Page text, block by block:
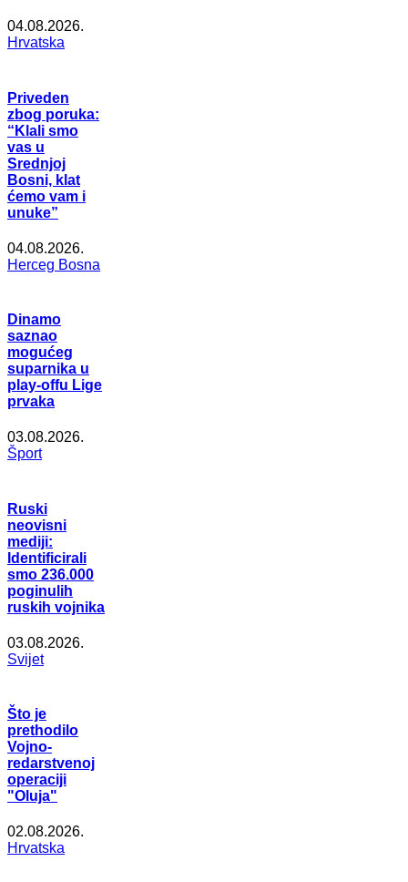
04.08.2026.
Hrvatska
Priveden
zbog poruka:
“Klali smo
vas u
Srednjoj
Bosni, klat
ćemo vam i
unuke”
04.08.2026.
Herceg Bosna
Dinamo
saznao
mogućeg
suparnika u
play-offu Lige
prvaka
03.08.2026.
Šport
Ruski
neovisni
mediji:
Identificirali
smo 236.000
poginulih
ruskih vojnika
03.08.2026.
Svijet
Što je
prethodilo
Vojno-
redarstvenoj
operaciji
"Oluja"
02.08.2026.
Hrvatska